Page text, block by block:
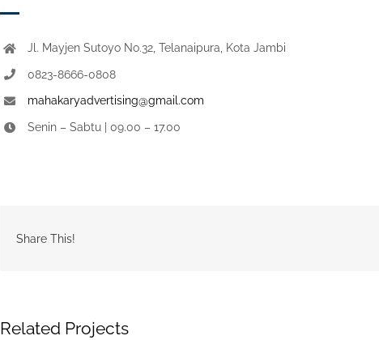
Jl. Mayjen Sutoyo No.32, Telanaipura, Kota Jambi
0823-8666-0808
mahakaryadvertising@gmail.com
Senin – Sabtu | 09.00 – 17.00
Share This!
Related Projects